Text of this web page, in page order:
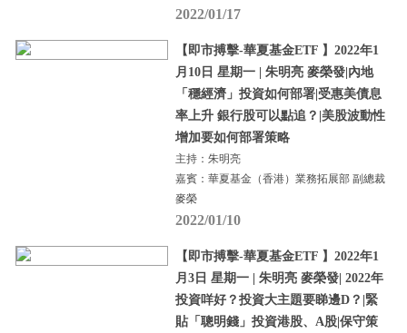
2022/01/17
【即市搏擊-華夏基金ETF 】2022年1
月10日 星期一 | 朱明亮 麥榮發|內地
「穩經濟」投資如何部署|受惠美債息
率上升 銀行股可以點追？|美股波動性
增加要如何部署策略
主持：朱明亮
嘉賓：華夏基金（香港）業務拓展部 副總裁
麥榮
2022/01/10
【即市搏擊-華夏基金ETF 】2022年1
月3日 星期一 | 朱明亮 麥榮發| 2022年
投資咩好？投資大主題要睇邊D？|緊
貼「聰明錢」投資港股、A股|保守策